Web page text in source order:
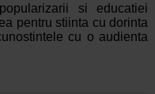
si educatiei
pentru stiinta cu dorinta
cu o audienta